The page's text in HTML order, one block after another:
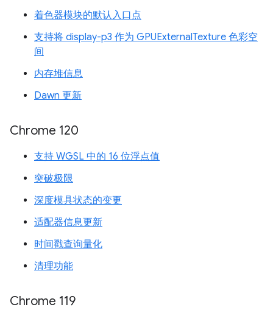
着色器模块的默认入口点
支持将 display-p3 作为 GPUExternalTexture 色彩空
间
内存堆信息
Dawn 更新
Chrome 120
支持 WGSL 中的 16 位浮点值
突破极限
深度模具状态的变更
适配器信息更新
时间戳查询量化
清理功能
Chrome 119